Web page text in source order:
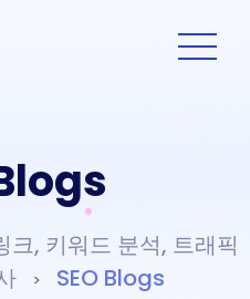
크, 키워드 분석, 트래픽
> SEO Blogs